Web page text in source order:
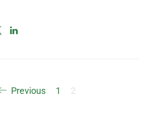
Berichten
Previous 1 2